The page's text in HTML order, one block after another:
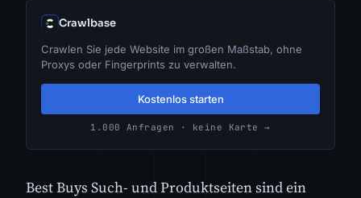
Crawlbase
Crawlen Sie jede Website im großen Maßstab, ohne
Proxys oder Fingerprints zu verwalten.
Kostenlos starten
1.000 Anfragen · keine Karte →
Best Buys Such- und Produktseiten sind ein